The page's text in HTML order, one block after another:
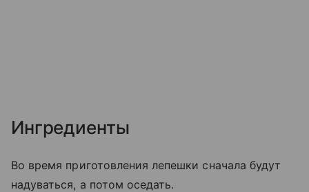
Ингредиенты
Во время приготовления лепешки сначала будут
надуваться, а потом оседать.